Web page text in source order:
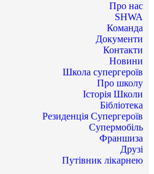
Про нас
SHWA
Команда
Документи
Контакти
Новини
Школа супергероїв
Про школу
Історія Школи
Бібліотека
Резиденція Супергероїв
Супермобіль
Франшиза
Друзі
Путівник лікарнею